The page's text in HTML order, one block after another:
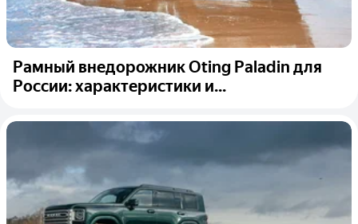
Рамный внедорожник Oting Paladin для
России: характеристики и...